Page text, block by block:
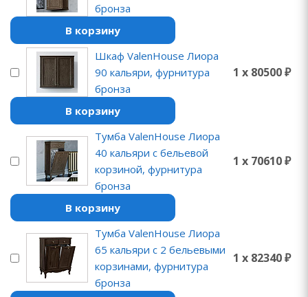
бронза
В корзину
Шкаф ValenHouse Лиора
90 кальяри, фурнитура
бронза
1 x 80500 ₽
В корзину
Тумба ValenHouse Лиора
40 кальяри с бельевой
корзиной, фурнитура
бронза
1 x 70610 ₽
В корзину
Тумба ValenHouse Лиора
65 кальяри с 2 бельевыми
корзинами, фурнитура
бронза
1 x 82340 ₽